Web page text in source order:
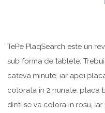
TePe PlaqSearch este un
sub forma de tablete.
cateva minute, iar apoi
colorata in 2 nunate: placa
dinti se va colora in rosu,